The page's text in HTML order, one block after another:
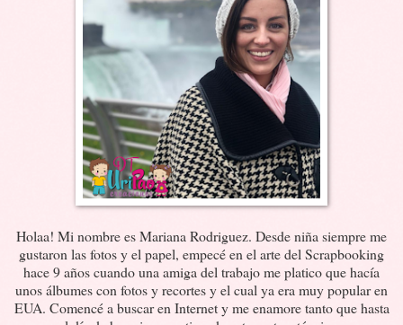
Holaa! Mi nombre es Mariana Rodriguez. Desde niña siempre me
gustaron las fotos y el papel, empecé en el arte del Scrapbooking
hace 9 años cuando una amiga del trabajo me platico que hacía
unos álbumes con fotos y recortes y el cual ya era muy popular en
EUA. Comencé a buscar en Internet y me enamore tanto que hasta